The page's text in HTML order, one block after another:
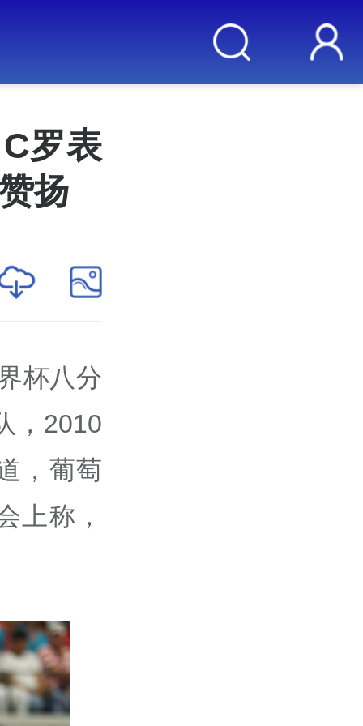
罗表
扬
杯八分
，2010
，葡萄
上称，